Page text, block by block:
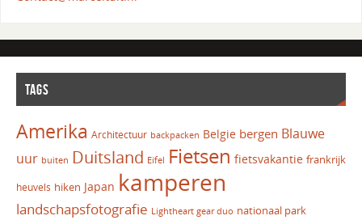
TAGS
Amerika Architectuur backpacken Belgie bergen Blauwe
uur buiten Duitsland Eifel Fietsen fietsvakantie frankrijk
heuvels hiken Japan kamperen
landschapsfotografie Lightheart gear duo nationaal park